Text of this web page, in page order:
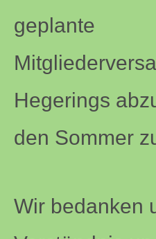
geplante
Hegerings
den Sommer
Wir bedanken